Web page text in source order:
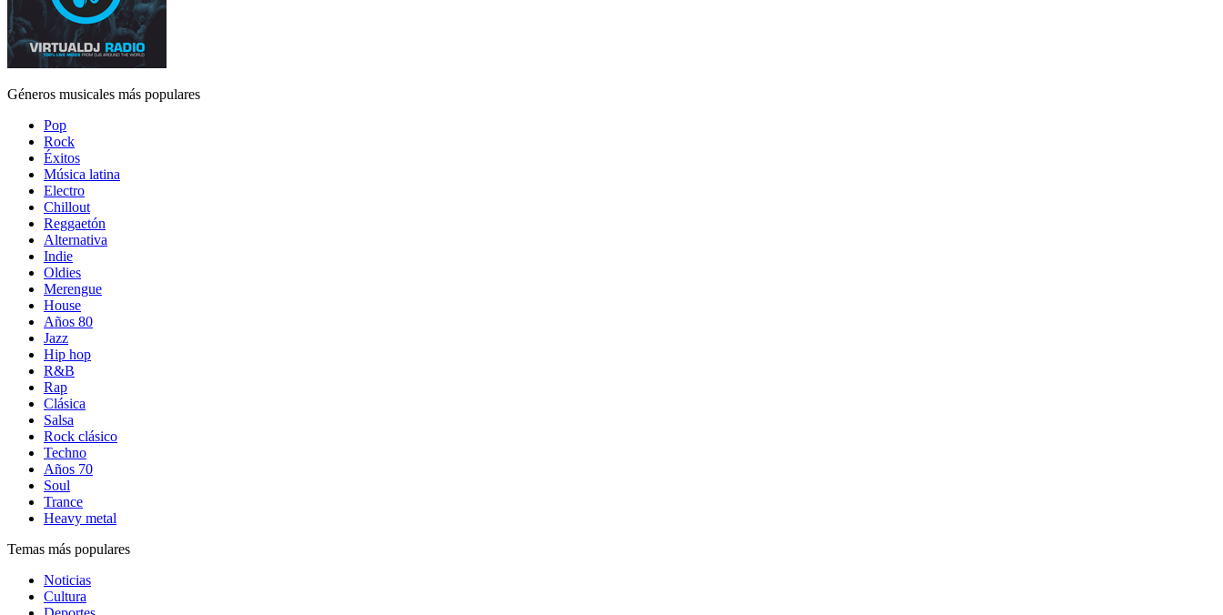
Géneros musicales más populares
Pop
Rock
Éxitos
Música latina
Electro
Chillout
Reggaetón
Alternativa
Indie
Oldies
Merengue
House
Años 80
Jazz
Hip hop
R&B
Rap
Clásica
Salsa
Rock clásico
Techno
Años 70
Soul
Trance
Heavy metal
Temas más populares
Noticias
Cultura